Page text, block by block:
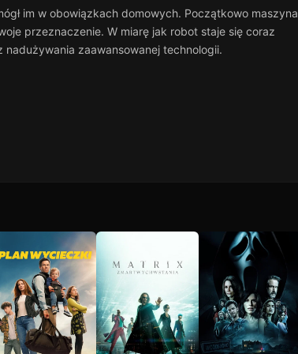
im w obowiązkach domowych. Początkowo maszyna
przeznaczenie. W miarę jak robot staje się coraz
zaawansowanej technologii.